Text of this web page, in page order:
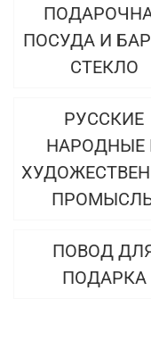
ПОСУДА И
СТЕКЛО
РУССКИЕ
НАРОДНЫЕ
ПОВОД
ПОДАРКА